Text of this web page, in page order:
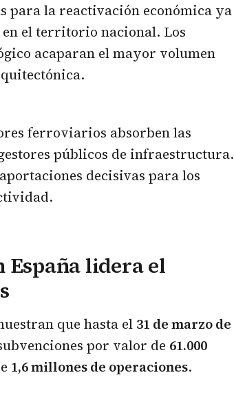
para la reactivación económica ya
en el territorio nacional. Los
acaparan el mayor volumen
ferroviarios absorben las
públicos de infraestructura.
decisivas para los
lidera el
que hasta el 31 de marzo de
por valor de 61.000
1,6 millones de operaciones.